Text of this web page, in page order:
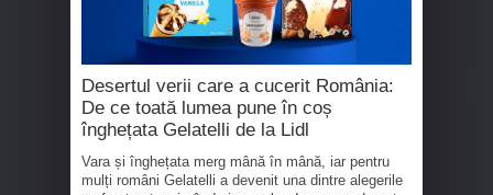
Desertul verii care a cucerit România:
De ce toată lumea pune în coș
înghețata Gelatelli de la Lidl
Vara și înghețata merg mână în mână, iar pentru
mulți români Gelatelli a devenit una dintre alegerile